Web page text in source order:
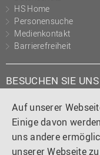
Auf unserer
Einige davon
uns andere
unserer Webseite
Transfer- und
HS Home
Personensuche
Medienkontakt
Barrierefreiheit
BESUCHEN SIE UNS
Instagram
Tiktok